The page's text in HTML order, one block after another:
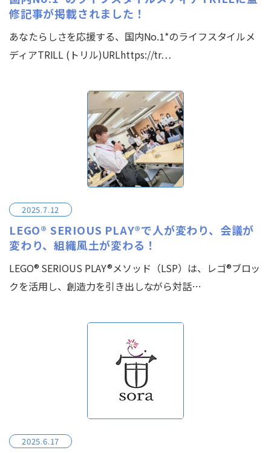
修記事が掲載されました！
あなたらしさを応援する、国内No.1*のライフスタイルメ
ディアTRILL (トリル)URLhttps://tr…
2025.7.12
LEGO® SERIOUS PLAY®で人が変わり、会議が
変わり、組織風土が変わる！
LEGO® SERIOUS PLAY®メソッド（LSP）は、レゴ®ブロッ
クを活用し、創造力を引き出しながら対話…
2025.6.17